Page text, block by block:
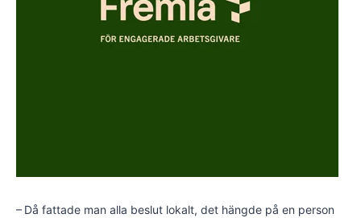
– Då fattade man alla beslut lokalt, det hängde på en person